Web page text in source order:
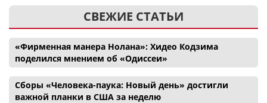
СВЕЖИЕ СТАТЬИ
«Фирменная манера Нолана»: Хидео Кодзима
поделился мнением об «Одиссеи»
Сборы «Человека-паука: Новый день» достигли
важной планки в США за неделю